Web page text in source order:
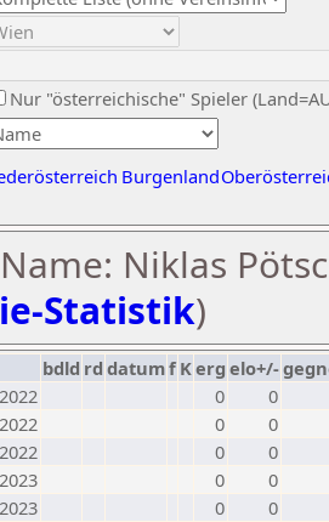
Nur "österreichische" Spieler
Burgenland
Niklas
Statistik)
bdld rd datumf Kerg elo+/-
0
0
0
0
0
0
0
0
0
0